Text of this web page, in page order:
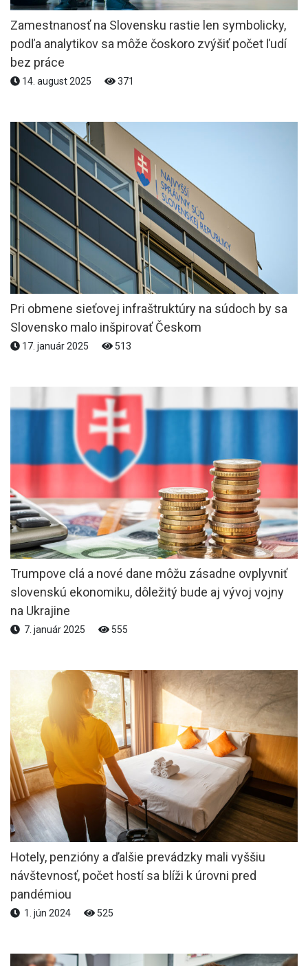
Zamestnanosť na Slovensku rastie len symbolicky,
podľa analytikov sa môže čoskoro zvýšiť počet ľudí
bez práce
14. august 2025 371
Pri obmene sieťovej infraštruktúry na súdoch by sa
Slovensko malo inšpirovať Českom
17. január 2025 513
Trumpove clá a nové dane môžu zásadne ovplyvniť
slovenskú ekonomiku, dôležitý bude aj vývoj vojny
na Ukrajine
7. január 2025 555
Hotely, penzióny a ďalšie prevádzky mali vyššiu
návštevnosť, počet hostí sa blíži k úrovni pred
pandémiou
1. jún 2024 525